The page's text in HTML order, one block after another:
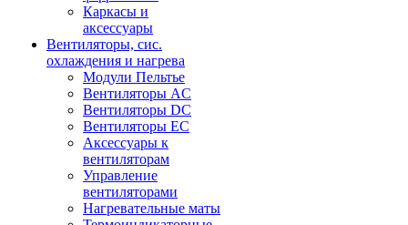
Каркасы и
аксессуары
Вентиляторы, сис.
охлаждения и нагрева
Модули Пельтье
Вентиляторы AC
Вентиляторы DC
Вентиляторы EC
Аксессуары к
вентиляторам
Управление
вентиляторами
Нагревательные маты